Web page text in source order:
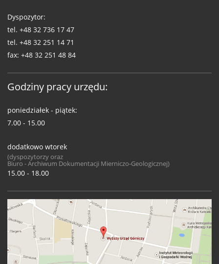
Dyspozytor:
tel. +48 32 736 17 47
tel. +48 32 251 14 71
fax: +48 32 251 48 84
Godziny pracy urzędu:
poniedziałek - piątek:
7.00 - 15.00
dodatkowo wtorek
(dyspozytorzy oraz
Biuro - Archiwum Dokumentacji Mierniczo-Geologicznej)
15.00 - 18.00